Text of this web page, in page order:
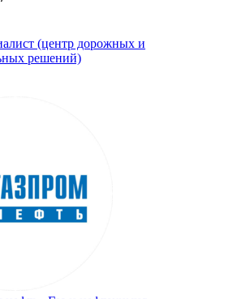
(центр дорожных и
решений)